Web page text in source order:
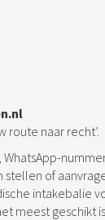
route naar recht’.
of
intakebalie
meest geschikt is.